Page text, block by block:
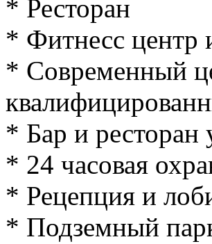
* Ресторан
* Фитнесс центр
* Современный
* Бар и ресторан
* 24 часовая
* Рецепция и
* Подземный